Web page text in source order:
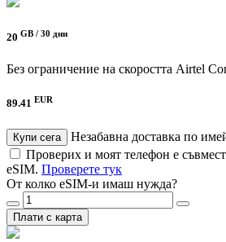
20 GB / 30 дни
Без ограничение на скоростта Airtel
89.41 EUR
Купи сега
Незабавна доставка по
Проверих и моят телефон е
eSIM. Проверете тук
От колко eSIM-и имаш нужда?
Плати с карта